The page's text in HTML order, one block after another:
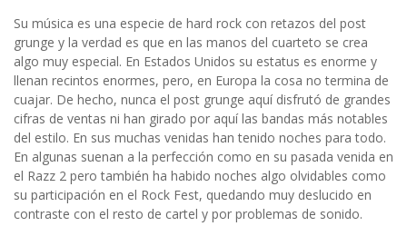
Su música es una especie de hard rock con retazos del post
grunge y la verdad es que en las manos del cuarteto se crea
algo muy especial. En Estados Unidos su estatus es enorme y
llenan recintos enormes, pero, en Europa la cosa no termina de
cuajar. De hecho, nunca el post grunge aquí disfrutó de grandes
cifras de ventas ni han girado por aquí las bandas más notables
del estilo. En sus muchas venidas han tenido noches para todo.
En algunas suenan a la perfección como en su pasada venida en
el Razz 2 pero también ha habido noches algo olvidables como
su participación en el Rock Fest, quedando muy deslucido en
contraste con el resto de cartel y por problemas de sonido.